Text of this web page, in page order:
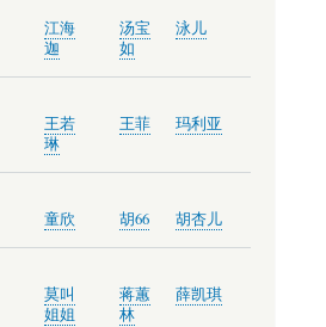
江海
迦
汤宝
如
泳儿
王若
琳
王菲 玛利亚
童欣 胡66 胡杏儿
莫叫
姐姐
蒋蕙
林
薛凯琪